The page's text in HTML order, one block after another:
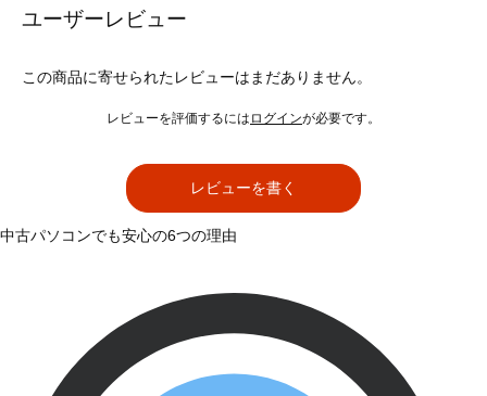
ユーザーレビュー
この商品に寄せられたレビューはまだありません。
レビューを評価するには ログインが必要です。
レビューを書く
中古パソコンでも安心の6つの理由